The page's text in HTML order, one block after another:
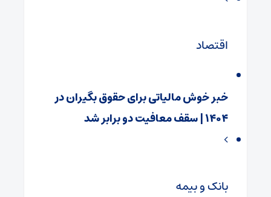
اقتصاد
خبر خوش مالیاتی برای حقوق‌ بگیران در
۱۴۰۴ | سقف معافیت دو برابر شد
بانک و بیمه